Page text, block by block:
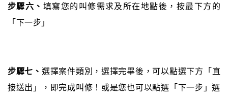
步驟六、 填寫您的叫修需求及所在地點後，按最下方的
「下一步」
步驟七、 選擇案件類別，選擇完畢後，可以點選下方「直
接送出」，即完成叫修！或是您也可以點選「下一步」選